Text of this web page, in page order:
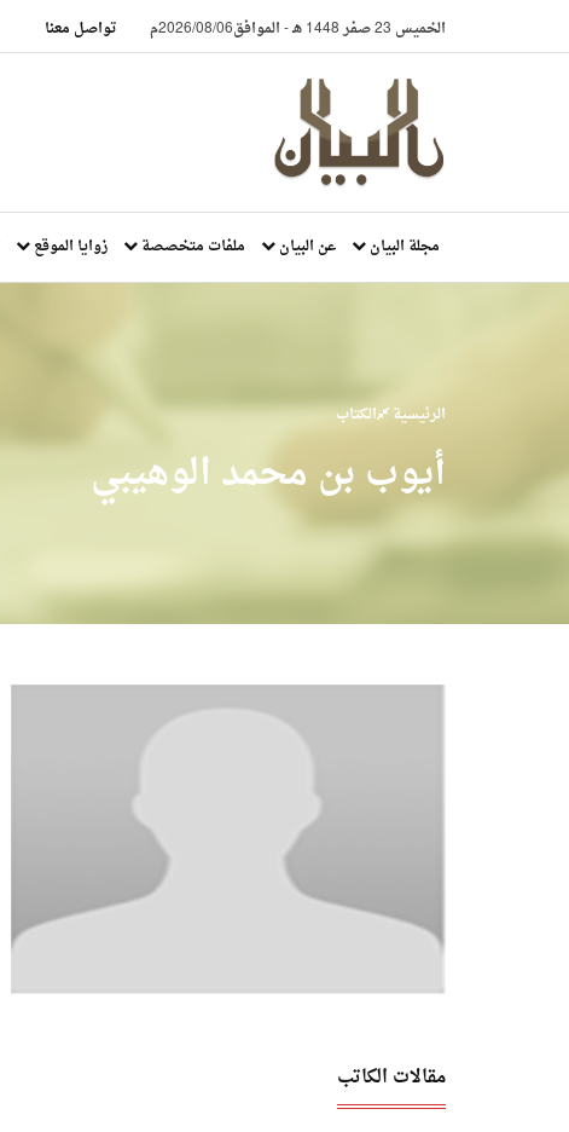
الخميس 23 صفر 1448 هـ -الموافق2026/08/06م تواصل معنا
مجلة البيان عن البيان ملفات متخصصة زوايا الموقع
الرئيسية الكتاب
أيوب بن محمد الوهيبي
مقالات الكاتب